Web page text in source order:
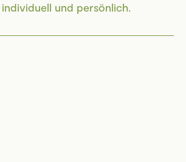
und persönlich.